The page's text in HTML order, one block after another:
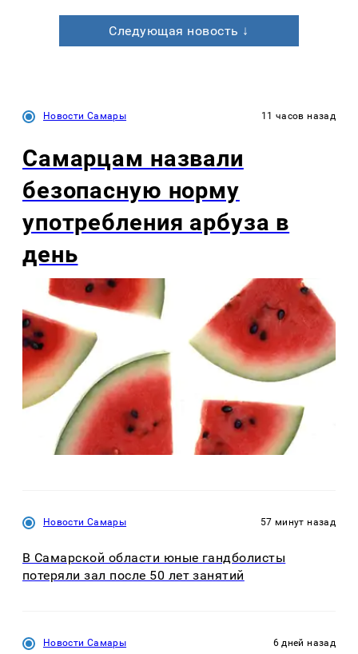
Следующая новость ↓
Новости Самары 11 часов назад
Самарцам назвали
безопасную норму
употребления арбуза в
день
Новости Самары 57 минут назад
В Самарской области юные гандболисты
потеряли зал после 50 лет занятий
Новости Самары 6 дней назад